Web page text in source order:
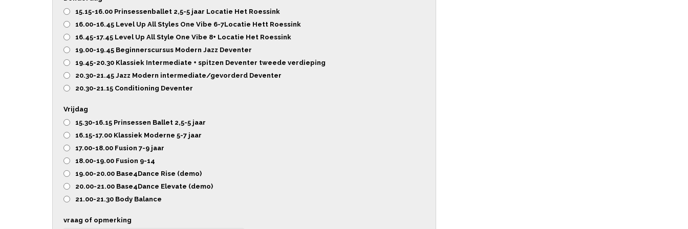
15.15-16.00 Prinsessenballet 2,5-5 jaar Locatie Het Roessink
16.00-16.45 Level Up All Styles One Vibe 6-7Locatie Hett Roessink
16.45-17.45 Level Up All Style One Vibe 8+ Locatie Het Roessink
19.00-19.45 Beginnerscursus Modern Jazz Deventer
19.45-20.30 Klassiek Intermediate + spitzen Deventer tweede verdieping
20.30-21.45 Jazz Modern intermediate/gevorderd Deventer
20.30-21.15 Conditioning Deventer
Vrijdag
15.30-16.15 Prinsessen Ballet 2,5-5 jaar
16.15-17.00 Klassiek Moderne 5-7 jaar
17.00-18.00 Fusion 7-9 jaar
18.00-19.00 Fusion 9-14
19.00-20.00 Base4Dance Rise (demo)
20.00-21.00 Base4Dance Elevate (demo)
21.00-21.30 Body Balance
vraag of opmerking